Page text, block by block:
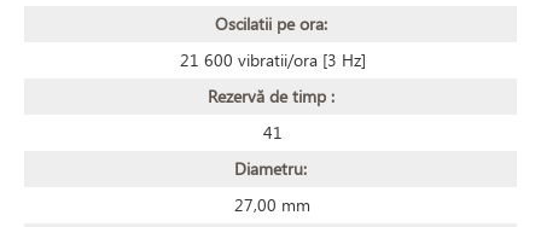
Oscilatii pe ora:
21 600 vibratii/ora [3 Hz]
Rezervă de timp :
41
Diametru:
27,00 mm